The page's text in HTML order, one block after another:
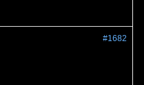
#1682